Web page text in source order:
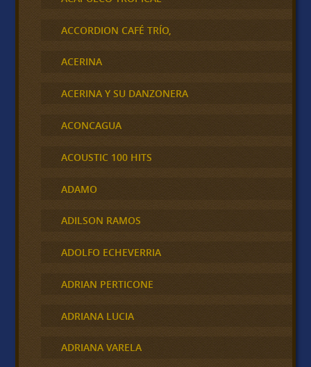
ACCORDION CAFÉ TRÍO,
ACERINA
ACERINA Y SU DANZONERA
ACONCAGUA
ACOUSTIC 100 HITS
ADAMO
ADILSON RAMOS
ADOLFO ECHEVERRIA
ADRIAN PERTICONE
ADRIANA LUCIA
ADRIANA VARELA